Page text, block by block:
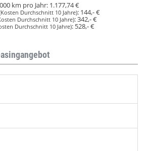
km pro Jahr: 1.177,74 €
Durchschnitt 10 Jahre): 144,- €
Durchschnitt 10 Jahre):342,- €
Durchschnitt 10 Jahre): 528,- €